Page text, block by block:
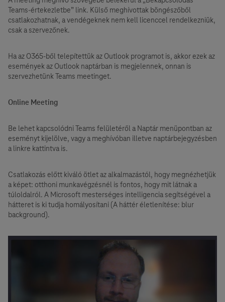
Teams-értekezletbe” link. Külső meghívottak böngészőből
csatlakozhatnak, a vendégeknek nem kell licenccel rendelkezniük,
csak a szervezőnek.
Ha az O365-ből telepítettük az Outlook programot is, akkor ezek az
események az Outlook naptárban is megjelennek, onnan is
szervezhetünk Teams meetinget.
Online Meeting
Be lehet kapcsolódni Teams felületéről a Naptár menüpontban az
eseményt kijelölve, vagy a meghívóban illetve naptárbejegyzésben
a linkre kattintva is.
Csatlakozás előtt kiváló ötlet az alkalmazástól, hogy megnézhetjük
a képet: otthoni munkavégzésnél is fontos, hogy mit látnak a
túloldalról. A Microsoft mesterséges intelligencia segítségével a
hátteret is ki tudja homályosítani (A háttér életlenítése: blur
background).